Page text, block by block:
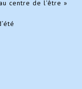
centre de l'être »